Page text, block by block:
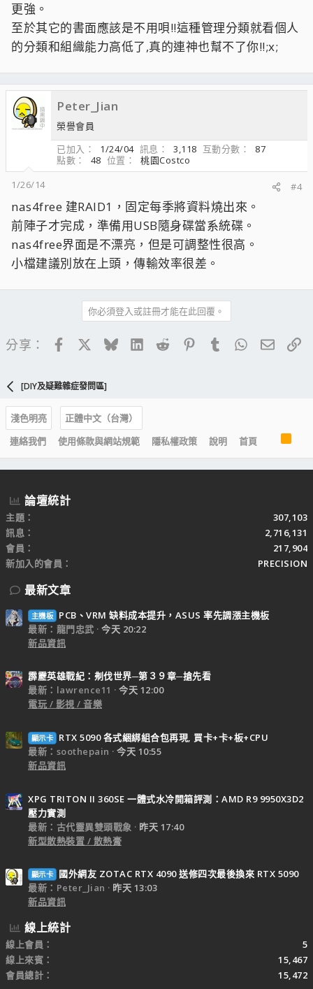
更強。
至於其它的書面應該是不用唄!!這種管理分類就看個人
的分類和組織能力高低了,真的連神也幫不了你!!;x;
Peter_Jian
榮譽會員
已加入
1/24/04 訊息 3,118 互動分數
87
點數
48 位置
桃園Costco
1/26/14
#4
nas4free 建RAID1，固定每季將資料燒出來。
前陣子才完成，準備用USB隨身碟當系統碟。
nas4free界面是不漂亮，但是可調整性很高。
小檔建議別放在上頭，傳輸效率很差。
你必須登入或註冊才能在此回覆。
分享： FacebookBlueskyLinkedIn
Reddit PinterestTumblrWhatsApp
電子
[DIY及疑難雜症發問區]
淺色明亮
正體中文（台灣）
連絡我們
使用條款與網站規範 隱私權政策 說明 首頁
S
論壇統計
主題
307,103
訊息
2,716,131
會員
217,904
新加入的會員
PRECISION
最新文章
主機板
PCB、VRM 缺料成本提升，ASUS 率先調漲主機板
最新：龍門忠武
今天 20:22
新品資訊
霹靂英雄戰紀：刜伐世界─第３９章─搶先看
最新：lawrence11
今天 12:00
電玩 / 影視 / 音樂
顯示卡
RTX 5090 各式綑綁組合包再現, 買卡+卡+板+CPU
最新：soothepain
今天 10:55
新品資訊
XPG TRITON II 360SE 一體式水冷開箱評測：AMD R9 9950X3D2
壓力實測
最新：古代靈異雙頭戰象
昨天 17:40
新型散熱裝置 / 散熱膏
顯示卡
國外網友 ZOTAC RTX 4090 送修四次最後換來 RTX 5090
最新：Peter_Jian
昨天 13:03
新品資訊
線上統計
線上會員
5
線上來賓
15,467
會員總計
15,472